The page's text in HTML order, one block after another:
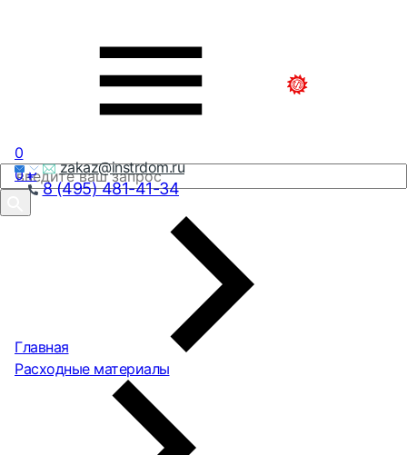
zakaz@instrdom.ru
8 (495) 481-41-34
0
0₽
Главная
Расходные материалы